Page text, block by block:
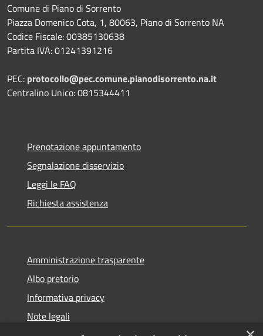
Comune di Piano di Sorrento
Piazza Domenico Cota, 1, 80063, Piano di Sorrento NA
Codice Fiscale: 00385130638
Partita IVA: 01241391216
PEC: protocollo@pec.comune.pianodisorrento.na.it
Centralino Unico: 0815344411
Prenotazione appuntamento
Segnalazione disservizio
Leggi le FAQ
Richiesta assistenza
Amministrazione trasparente
Albo pretorio
Informativa privacy
Note legali